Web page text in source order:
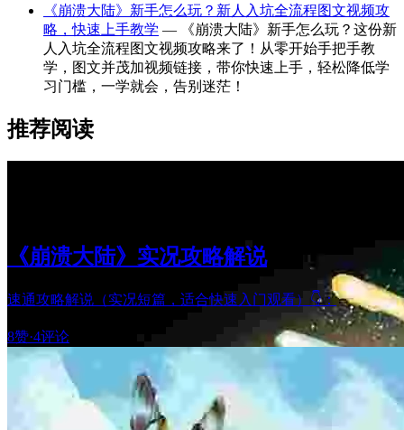
《崩溃大陆》新手怎么玩？新人入坑全流程图文视频攻
略，快速上手教学 — 《崩溃大陆》新手怎么玩？这份新
人入坑全流程图文视频攻略来了！从零开始手把手教
学，图文并茂加视频链接，带你快速上手，轻松降低学
习门槛，一学就会，告别迷茫！
推荐阅读
《崩溃大陆》实况攻略解说
速通攻略解说（实况短篇，适合快速入门观看）👇：
8赞·4评论